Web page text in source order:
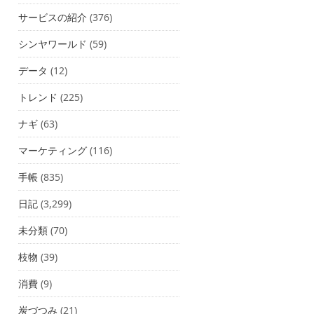
サービスの紹介 (376)
シンヤワールド (59)
データ (12)
トレンド (225)
ナギ (63)
マーケティング (116)
手帳 (835)
日記 (3,299)
未分類 (70)
枝物 (39)
消費 (9)
炭づつみ (21)